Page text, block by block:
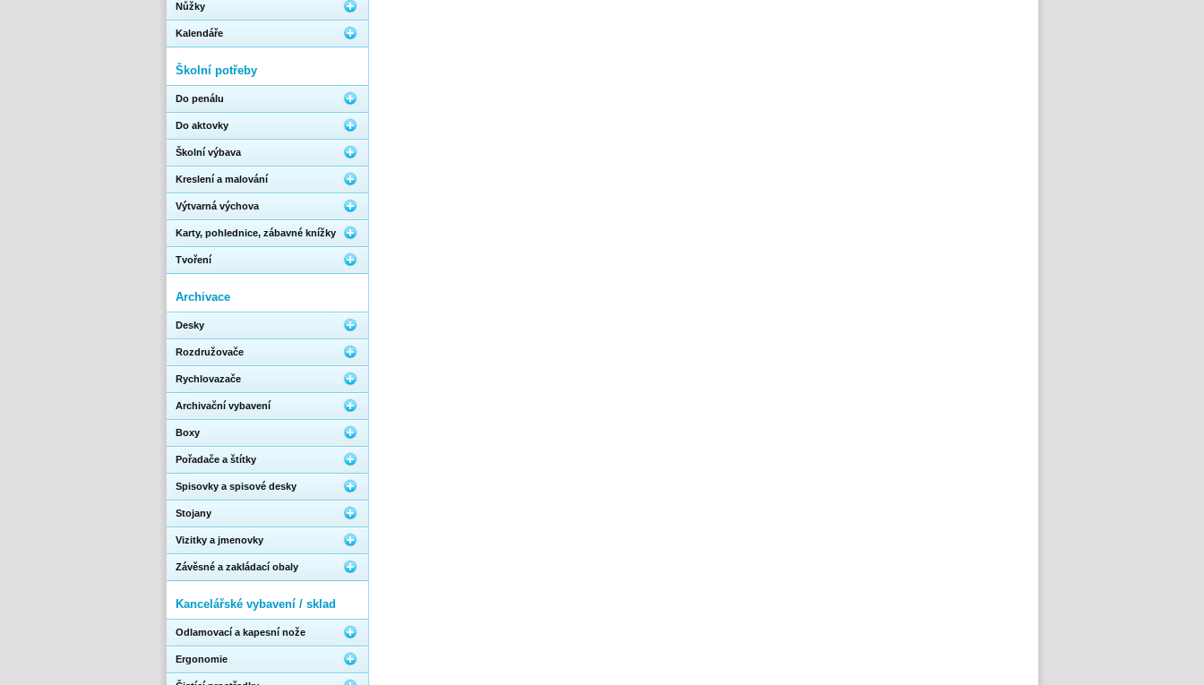
Nůžky
Kalendáře
Školní potřeby
Do penálu
Do aktovky
Školní výbava
Kreslení a malování
Výtvarná výchova
Karty, pohlednice, zábavné knížky
Tvoření
Archivace
Desky
Rozdružovače
Rychlovazače
Archivační vybavení
Boxy
Pořadače a štítky
Spisovky a spisové desky
Stojany
Vizitky a jmenovky
Závěsné a zakládací obaly
Kancelářské vybavení / sklad
Odlamovací a kapesní nože
Ergonomie